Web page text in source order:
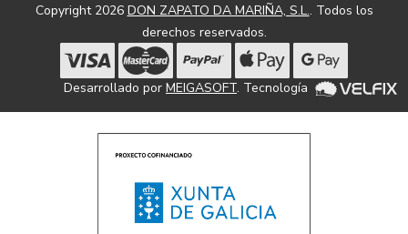
Copyright 2026 DON ZAPATO DA MARIÑA, S.L.. Todos los
derechos reservados.
Desarrollado por MEIGASOFT. Tecnología